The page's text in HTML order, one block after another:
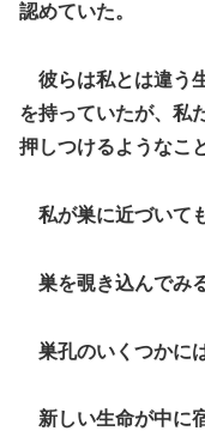
認めていた。
彼らは私とは違う
を持っていたが、私
押しつけるようなこ
私が巣に近づいて
巣を覗き込んでみる
巣孔のいくつかに
新しい生命が中に